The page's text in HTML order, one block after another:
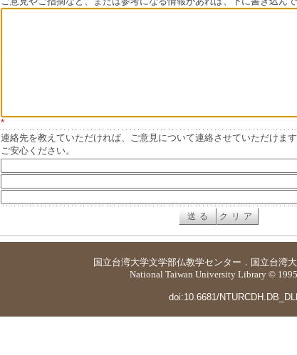
*
連絡先を教えていただければ、ご意見について連絡させていただけま
ご安心ください。
国立台湾大学文学部仏教学センター ． 国立台湾
National Taiwan University Library ©
doi:10.6681/